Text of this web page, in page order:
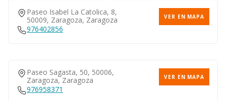
Paseo Isabel La Catolica, 8,
50009, Zaragoza, Zaragoza
VER EN MAPA
976402856
Paseo Sagasta, 50, 50006,
Zaragoza, Zaragoza
VER EN MAPA
976958371